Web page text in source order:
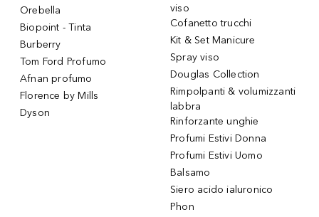
Orebella
Biopoint - Tinta
Burberry
Tom Ford Profumo
Afnan profumo
Florence by Mills
Dyson
viso
Cofanetto trucchi
Kit & Set Manicure
Spray viso
Douglas Collection
Rimpolpanti & volumizzanti
labbra
Rinforzante unghie
Profumi Estivi Donna
Profumi Estivi Uomo
Balsamo
Siero acido ialuronico
Phon